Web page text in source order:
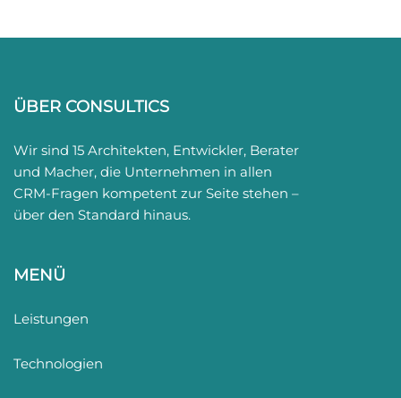
ÜBER CONSULTICS
Wir sind 15 Architekten, Entwickler, Berater
und Macher, die Unternehmen in allen
CRM-Fragen kompetent zur Seite stehen –
über den Standard hinaus.
MENÜ
Leistungen
Technologien